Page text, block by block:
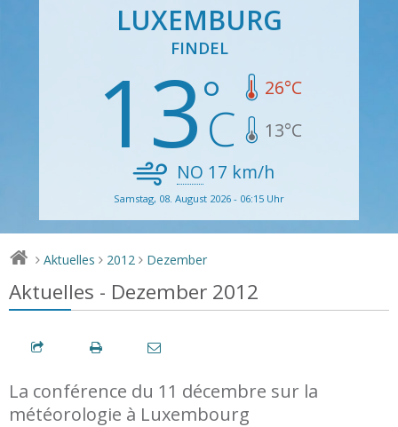
LUXEMBURG
FINDEL
13 26°C
13°C
NO 17 km/h
Samstag, 08. August 2026 - 06:15 Uhr
> Aktuelles > 2012 > Dezember
Aktuelles - Dezember 2012
La conférence du 11 décembre sur la
météorologie à Luxembourg